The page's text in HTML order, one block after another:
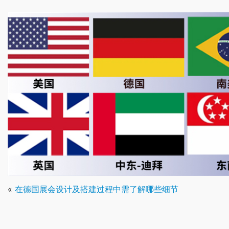
« 在德国展会设计及搭建过程中需了解哪些细节